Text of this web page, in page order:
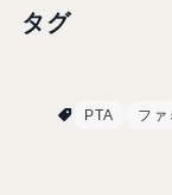
タグ
PTA
ファ